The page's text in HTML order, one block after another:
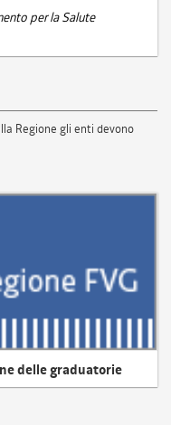
per la Salute
Regione gli enti devono
delle graduatorie